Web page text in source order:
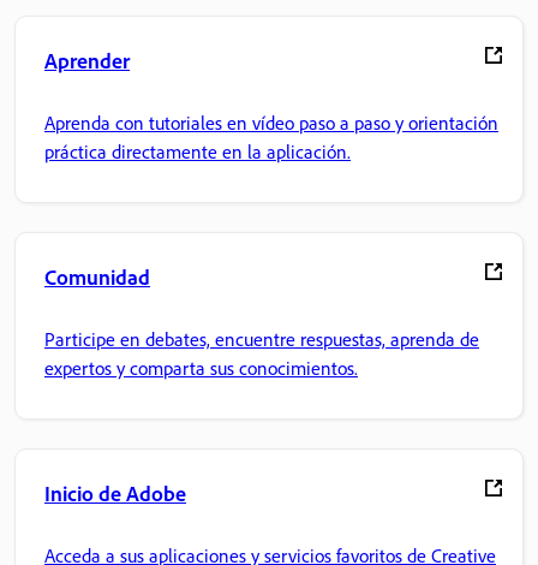
Aprender
Aprenda con tutoriales en vídeo paso a paso y orientación
práctica directamente en la aplicación.
Comunidad
Participe en debates, encuentre respuestas, aprenda de
expertos y comparta sus conocimientos.
Inicio de Adobe
Acceda a sus aplicaciones y servicios favoritos de Creative